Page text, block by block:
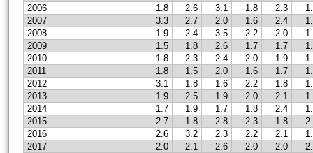
2006
1.8 2.6 3.1 1.8 2.3
2007
3.3 2.7 2.0 1.6 2.4
2008
1.9 2.4 3.5 2.2 2.0
2009
1.5 1.8 2.6 1.7 1.7
2010
1.8 2.3 2.4 2.0 1.9
2011
1.8 1.5 2.0 1.6 1.7
2012
3.1 1.8 1.6 2.2 1.8
2013
1.9 2.5 1.9 2.0 2.1
2014
1.7 1.9 1.7 1.8 2.4
2015
2.7 1.8 2.8 2.3 1.8
2016
2.6 3.2 2.3 2.2 2.1
2017
2.0 2.1 2.6 2.0 2.0